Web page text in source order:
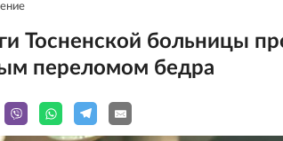
Тосненской больницы
переломом бедра